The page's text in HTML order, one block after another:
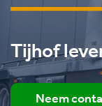
Tijhof
Neem